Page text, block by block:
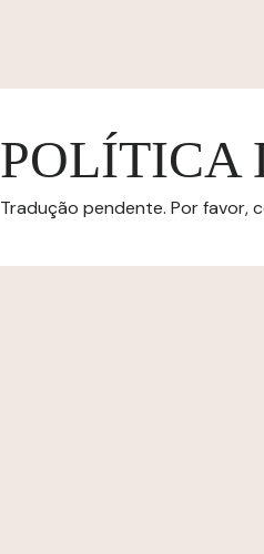
POLÍTICA
Tradução pendente. Por favor,